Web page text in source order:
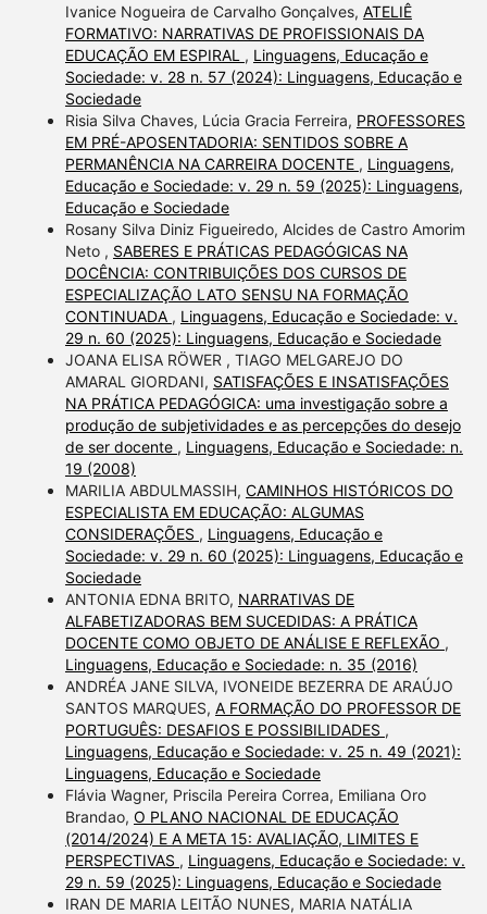
Ivanice Nogueira de Carvalho Gonçalves, ATELIÊ
FORMATIVO: NARRATIVAS DE PROFISSIONAIS DA
EDUCAÇÃO EM ESPIRAL , Linguagens, Educação e
Sociedade: v. 28 n. 57 (2024): Linguagens, Educação e
Sociedade
Risia Silva Chaves, Lúcia Gracia Ferreira, PROFESSORES
EM PRÉ-APOSENTADORIA: SENTIDOS SOBRE A
PERMANÊNCIA NA CARREIRA DOCENTE , Linguagens,
Educação e Sociedade: v. 29 n. 59 (2025): Linguagens,
Educação e Sociedade
Rosany Silva Diniz Figueiredo, Alcides de Castro Amorim
Neto , SABERES E PRÁTICAS PEDAGÓGICAS NA
DOCÊNCIA: CONTRIBUIÇÕES DOS CURSOS DE
ESPECIALIZAÇÃO LATO SENSU NA FORMAÇÃO
CONTINUADA , Linguagens, Educação e Sociedade: v.
29 n. 60 (2025): Linguagens, Educação e Sociedade
JOANA ELISA RÖWER , TIAGO MELGAREJO DO
AMARAL GIORDANI, SATISFAÇÕES E INSATISFAÇÕES
NA PRÁTICA PEDAGÓGICA: uma investigação sobre a
produção de subjetividades e as percepções do desejo
de ser docente , Linguagens, Educação e Sociedade: n.
19 (2008)
MARILIA ABDULMASSIH, CAMINHOS HISTÓRICOS DO
ESPECIALISTA EM EDUCAÇÃO: ALGUMAS
CONSIDERAÇÕES , Linguagens, Educação e
Sociedade: v. 29 n. 60 (2025): Linguagens, Educação e
Sociedade
ANTONIA EDNA BRITO, NARRATIVAS DE
ALFABETIZADORAS BEM SUCEDIDAS: A PRÁTICA
DOCENTE COMO OBJETO DE ANÁLISE E REFLEXÃO ,
Linguagens, Educação e Sociedade: n. 35 (2016)
ANDRÉA JANE SILVA, IVONEIDE BEZERRA DE ARAÚJO
SANTOS MARQUES, A FORMAÇÃO DO PROFESSOR DE
PORTUGUÊS: DESAFIOS E POSSIBILIDADES ,
Linguagens, Educação e Sociedade: v. 25 n. 49 (2021):
Linguagens, Educação e Sociedade
Flávia Wagner, Priscila Pereira Correa, Emiliana Oro
Brandao, O PLANO NACIONAL DE EDUCAÇÃO
(2014/2024) E A META 15: AVALIAÇÃO, LIMITES E
PERSPECTIVAS , Linguagens, Educação e Sociedade: v.
29 n. 59 (2025): Linguagens, Educação e Sociedade
IRAN DE MARIA LEITÃO NUNES, MARIA NATÁLIA